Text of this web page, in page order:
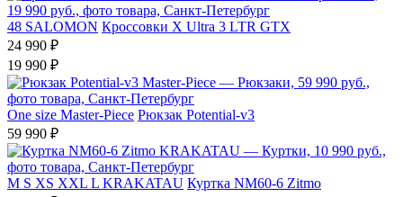
48 SALOMON Кроссовки X Ultra 3 LTR GTX
24 990 ₽
19 990 ₽
One size Master-Piece Рюкзак Potential-v3
59 990 ₽
M S XS XXL L KRAKATAU Куртка NM60-6 Zitmo